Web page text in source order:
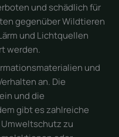
und schädlich für
gegenüber Wildtieren
und Lichtquellen
werden.
und
an. Die
und die
gibt es zahlreiche
zu